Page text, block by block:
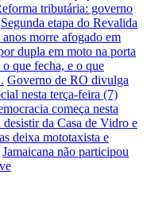
tributária: governo
Segunda etapa do Revalida
morre afogado em
dupla em moto na porta
que fecha, e o que
Governo de RO divulga
nesta terça-feira (7)
começa nesta
da Casa de Vidro e
deixa mototaxista e
Jamaicana não participou